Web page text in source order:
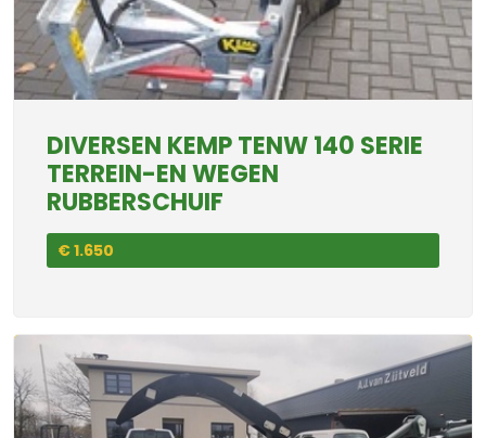
DIVERSEN KEMP TENW 140 SERIE
TERREIN-EN WEGEN
RUBBERSCHUIF
€ 1.650